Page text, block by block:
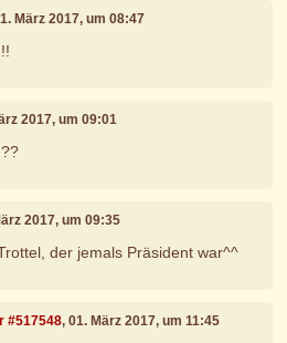
März 2017, um 08:47
2017, um 09:01
2017, um 09:35
der jemals Präsident war^^
#517548, 01. März 2017, um 11:45